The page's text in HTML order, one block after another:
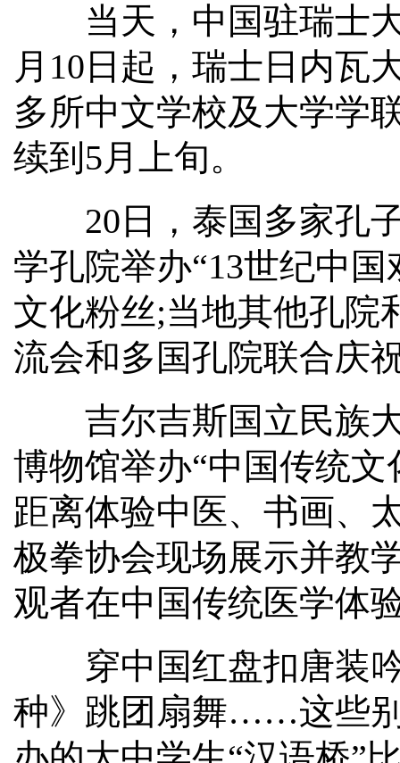
当天，中国驻瑞士大
月10日起，瑞士日内瓦
多所中文学校及大学学
续到5月上旬。
20日，泰国多家孔子
学孔院举办“13世纪中
文化粉丝;当地其他孔院
流会和多国孔院联合庆
吉尔吉斯国立民族大
博物馆举办“中国传统
距离体验中医、书画、
极拳协会现场展示并教
观者在中国传统医学体
穿中国红盘扣唐装吟
种》跳团扇舞……这些